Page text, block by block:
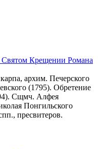
Святом Крещении Романа
архим. Печерского
(1795). Обретение
Сщмч. Алфея
Понгильского
пресвитеров.